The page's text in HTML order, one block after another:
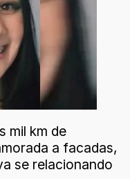
mil km de
a facadas,
se relacionando